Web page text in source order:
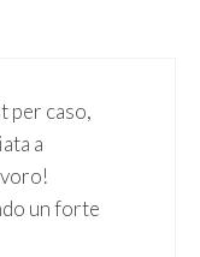
per caso,
a
un forte